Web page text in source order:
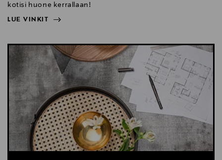
kotisi huone kerrallaan!
LUE VINKIT
LUE VINKIT